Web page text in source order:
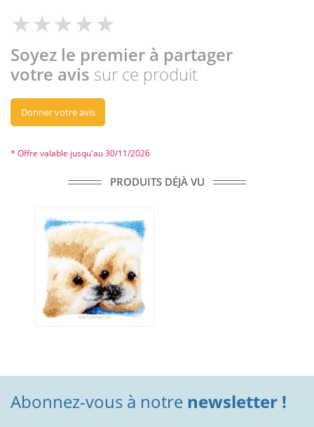
Soyez le premier à partager
votre avis sur ce produit
Donner votre avis
* Offre valable jusqu'au 30/11/2026
PRODUITS DÉJÀ VU
Abonnez-vous à notre newsletter !